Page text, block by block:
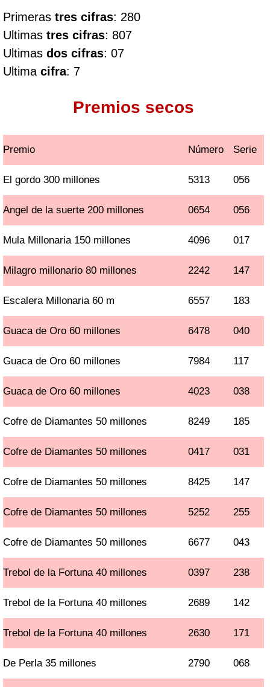
Primeras tres cifras: 280
Ultimas tres cifras: 807
Ultimas dos cifras: 07
Ultima cifra: 7
Premios secos
Premio Número Serie
El gordo 300 millones 5313 056
Angel de la suerte 200 millones 0654 056
Mula Millonaria 150 millones 4096 017
Milagro millonario 80 millones 2242 147
Escalera Millonaria 60 m 6557 183
Guaca de Oro 60 millones 6478 040
Guaca de Oro 60 millones 7984 117
Guaca de Oro 60 millones 4023 038
Cofre de Diamantes 50 millones 8249 185
Cofre de Diamantes 50 millones 0417 031
Cofre de Diamantes 50 millones 8425 147
Cofre de Diamantes 50 millones 5252 255
Cofre de Diamantes 50 millones 6677 043
Trebol de la Fortuna 40 millones 0397 238
Trebol de la Fortuna 40 millones 2689 142
Trebol de la Fortuna 40 millones 2630 171
De Perla 35 millones 2790 068